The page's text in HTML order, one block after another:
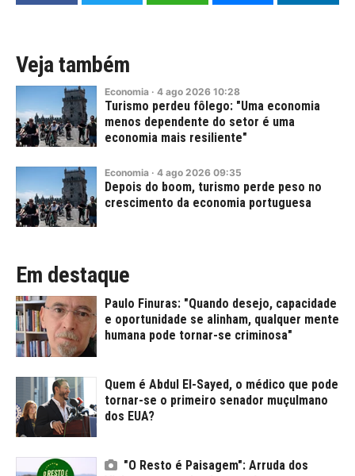
Veja também
Economia · 4 ago 2026 10:28
Turismo perdeu fôlego: "Uma economia
menos dependente do setor é uma
economia mais resiliente"
Economia · 4 ago 2026 09:35
Depois do boom, turismo perde peso no
crescimento da economia portuguesa
Em destaque
Paulo Finuras: "Quando desejo, capacidade
e oportunidade se alinham, qualquer mente
humana pode tornar-se criminosa"
Quem é Abdul El-Sayed, o médico que pode
tornar-se o primeiro senador muçulmano
dos EUA?
"O Resto é Paisagem": Arruda dos